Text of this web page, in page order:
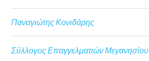
Παναγιώτης Κονιδάρης
Σύλλογος Επαγγελματιών Μεγανησίου